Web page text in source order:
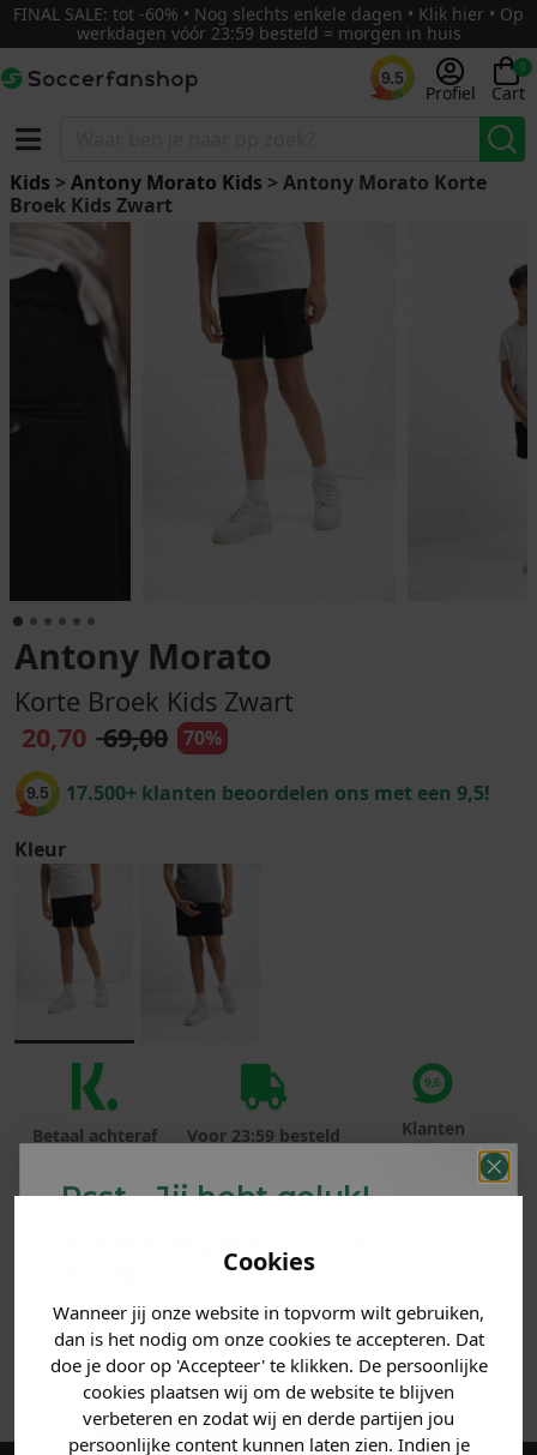
Cookies
Wanneer jij onze website in topvorm wilt gebruiken,
dan is het nodig om onze cookies te accepteren. Dat
doe je door op 'Accepteer' te klikken. De persoonlijke
cookies plaatsen wij om de website te blijven
verbeteren en zodat wij en derde partijen jou
persoonlijke content kunnen laten zien. Indien je
FINAL SALE: tot -60% • Nog slechts enkele dagen • Klik hier • Op
werkdagen vóór 23:59 besteld = morgen in huis
9.5
Profiel
0
Cart
Kids >Antony Morato Kids > Antony Morato Korte
Broek Kids Zwart
Antony Morato
Korte Broek Kids Zwart
20,70 69,00 70%
9.5 17.500+ klanten beoordelen ons met een 9,5!
Kleur
Betaal achteraf
Voor 23:59 besteld
Klanten
beoordelen ons
met een 9,6!
MATERIAAL & WASVOORSCHRIFT
ANDERE BESTELDEN OOK
Psst... Jij hebt geluk!
Welke mystery
krijg jij? (Tot-30%
Vertel ons waar je naar op
zoek bent. 👇
Heren kleding